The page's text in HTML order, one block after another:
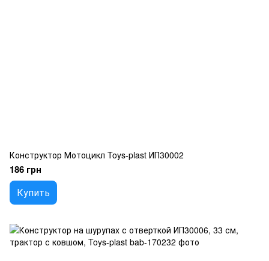
Конструктор Мотоцикл Toys-plast ИП30002
186 грн
Купить